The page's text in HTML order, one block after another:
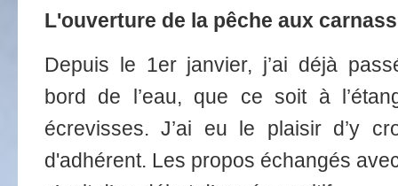
L'ouverture de la pêche aux
Depuis le 1er janvier, j’ai déjà
bord de l’eau, que ce soit à
écrevisses. J’ai eu le plaisir d’y
d'adhérent. Les propos échangés